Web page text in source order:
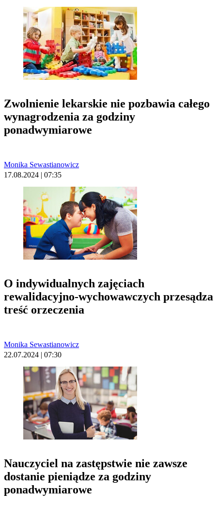
Zwolnienie lekarskie nie pozbawia całego
wynagrodzenia za godziny
ponadwymiarowe
Monika Sewastianowicz
17.08.2024 | 07:35
O indywidualnych zajęciach
rewalidacyjno-wychowawczych przesądza
treść orzeczenia
Monika Sewastianowicz
22.07.2024 | 07:30
Nauczyciel na zastępstwie nie zawsze
dostanie pieniądze za godziny
ponadwymiarowe